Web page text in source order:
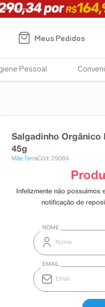
Meus Pedidos
Pessoal
Salgadinho Orgânico
45g
Mãe TerraCód: 29084